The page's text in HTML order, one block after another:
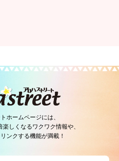
ホームページには、
しくなるワクワク情報や、
ンクする機能が満載！